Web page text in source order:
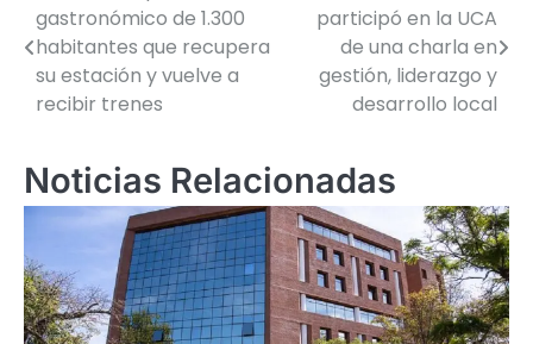
de
entradas
gastronómico de 1.300
habitantes que recupera
su estación y vuelve a
recibir trenes
participó en la UCA
de una charla en
gestión, liderazgo y
desarrollo local
Noticias Relacionadas